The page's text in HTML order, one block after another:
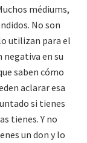
médiums,
No son
utilizan para el
negativa en su
saben cómo
aclarar esa
si tienes
tienes. Y no
un don y lo